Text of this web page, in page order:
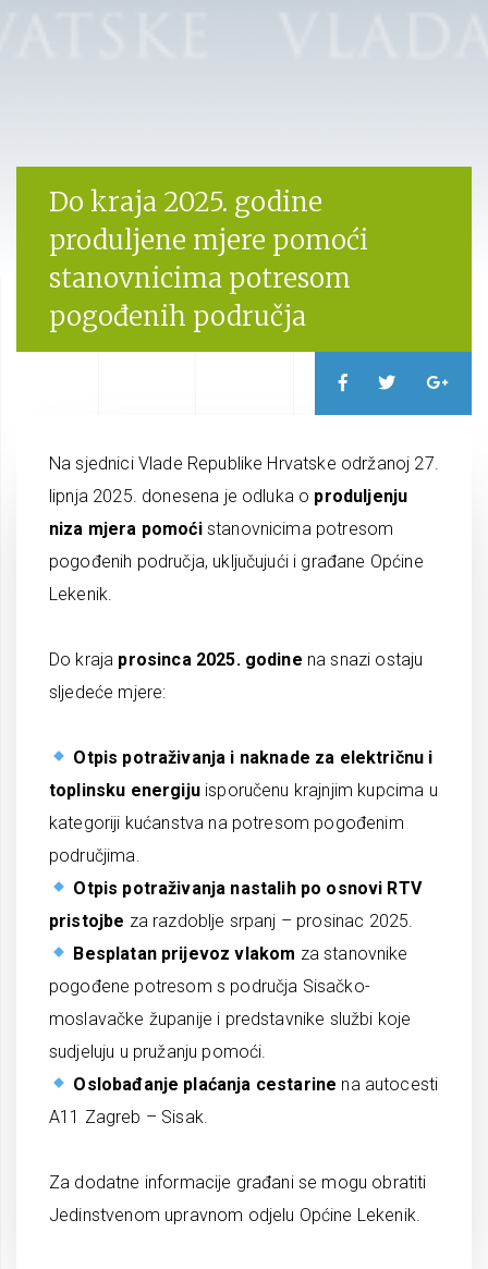
Do kraja 2025. godine
produljene mjere pomoći
stanovnicima potresom
pogođenih područja
Na sjednici Vlade Republike Hrvatske održanoj 27.
lipnja 2025. donesena je odluka o produljenju
niza mjera pomoćistanovnicima potresom
pogođenih područja, uključujući i građane Općine
Lekenik.
Do kraja prosinca 2025. godine na snazi ostaju
sljedeće mjere:
Otpis potraživanja i naknade za električnu i
toplinsku energijuisporučenu krajnjim kupcima u
kategoriji kućanstva na potresom pogođenim
područjima.
Otpis potraživanja nastalih po osnovi RTV
pristojbe za razdoblje srpanj – prosinac 2025.
Besplatan prijevoz vlakom za stanovnike
pogođene potresom s područja Sisačko-
moslavačke županije i predstavnike službi koje
sudjeluju u pružanju pomoći.
Oslobađanje plaćanja cestarine na autocesti
A11 Zagreb – Sisak.
Za dodatne informacije građani se mogu obratiti
Jedinstvenom upravnom odjelu Općine Lekenik.